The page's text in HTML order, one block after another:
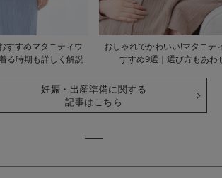
すすめマタニティウ
る時期も詳しく解説
おしゃれでかわいい!マタニテ
すすめ9選｜選び方もあわ
妊娠・出産準備に関する
記事はこちら